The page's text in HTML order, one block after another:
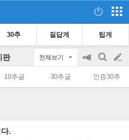
30추 질답게 팁게
판 전체보기
공
on/off
검
색
글
쓰
10추글 30추글 인증30추
.